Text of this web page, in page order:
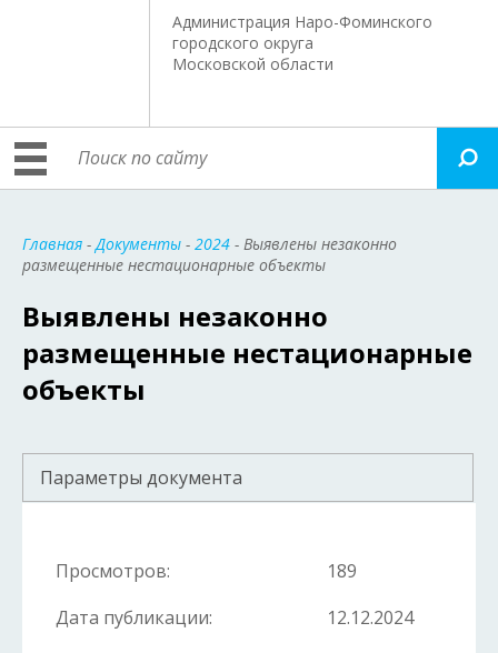
Администрация Наро-Фоминского
городского округа
Московской области
Главная -Документы - 2024 - Выявлены незаконно
размещенные нестационарные объекты
Выявлены незаконно
размещенные нестационарные
объекты
Параметры документа
Просмотров:
189
Дата публикации:
12.12.2024